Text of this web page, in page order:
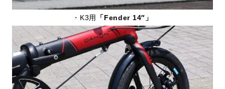
・K3用 「Fender 14″」